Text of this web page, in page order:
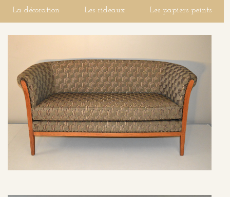
La décoration Les rideaux Les papiers peints